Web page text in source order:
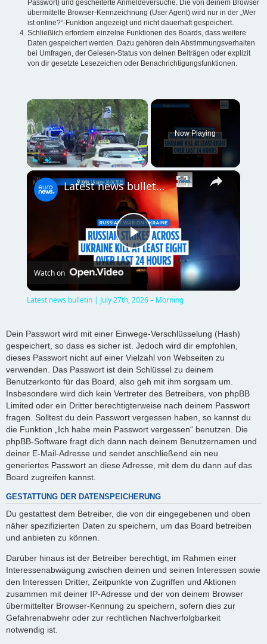
Passwort) und gescheiterte Anmeldeversuche. Die von deinem Browser
übermittelte Browser-Kennzeichnung (User Agent) wird nur in der „Wer
ist online?“-Funktion angezeigt und nicht dauerhaft gespeichert.
Schließlich erfordern einzelne Funktionen des Boards, dass weitere
Daten gespeichert werden. Dazu gehören dein Abstimmungsverhalten
bei Umfragen, der Gelesen-Status von deinen Beiträgen oder explizit
von dir gesetzte Lesezeichen oder Benachrichtigungsfunktionen.
×
Fullscreen
Now Playing
×
P
y
V
i
d
e
o
Latest news bulletin | July 27th, 2026 – Morning
Watch on
Latest news bulletin | July 27th, 2026 – Morning
Dein Passwort wird mit einer Einwege-Verschlüsselung (Hash)
gespeichert, so dass es sicher ist. Jedoch wird dir empfohlen,
dieses Passwort nicht auf einer Vielzahl von Webseiten zu
verwenden. Das Passwort ist dein Schlüssel zu deinem
Benutzerkonto für das Board, also geh mit ihm sorgsam um.
Insbesondere wird dich kein Vertreter des Betreibers, von phpBB
Limited oder ein Dritter berechtigterweise nach deinem Passwort
fragen. Solltest du dein Passwort vergessen haben, so kannst du
die Funktion „Ich habe mein Passwort vergessen“ benutzen. Die
phpBB-Software fragt dich dann nach deinem Benutzernamen und
deiner E-Mail-Adresse und sendet anschließend ein neu
generiertes Passwort an diese Adresse, mit dem du dann auf das
Board zugreifen kannst.
GESTATTUNG DER DATENSPEICHERUNG
Du gestattest dem Betreiber, die von dir eingegebenen und oben
näher spezifizierten Daten zu speichern, um das Board betreiben
und anbieten zu können.
Darüber hinaus ist der Betreiber berechtigt, im Rahmen einer
Interessenabwägung zwischen deinen und seinen Interessen sowie
den Interessen Dritter, Zeitpunkte von Zugriffen und Aktionen
zusammen mit deiner IP-Adresse und der von deinem Browser
übermittelter Browser-Kennung zu speichern, sofern dies zur
Gefahrenabwehr oder zur rechtlichen Nachverfolgbarkeit
notwendig ist.